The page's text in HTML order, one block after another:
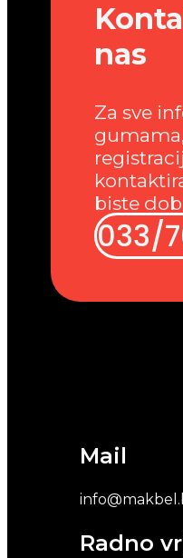
Mail
Radno
nas
Za sve
biste
033/